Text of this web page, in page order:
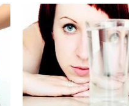
описание,
основные
признаки